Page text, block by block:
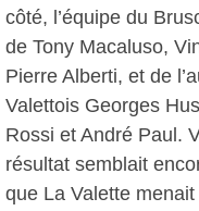
côté, l’équipe du
de Tony Macaluso,
Pierre Alberti, et de
Valettois Georges
Rossi et André Paul.
résultat semblait
que La Valette menait